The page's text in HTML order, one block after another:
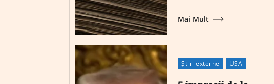
Mai Mult
Știri externe USA